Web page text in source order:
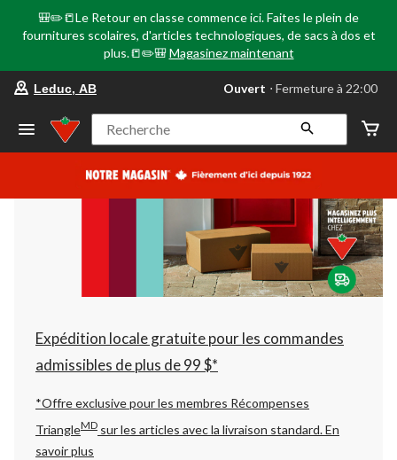
🎒✏️📒Le Retour en classe commence ici. Faites le plein de
fournitures scolaires, d'articles technologiques, de sacs à dos et
plus.📒✏️🎒 Magasinez maintenant
votre
préféré
Leduc,
AB,
courament
Fermeture
à
22:00
cliquer
pour
changer
Leduc, AB Ouvert ⋅ Fermeture à 22:00
Recherche
Expédition locale gratuite pour les commandes
admissibles de plus de 99 $*
*Offre exclusive pour les membres Récompenses
TriangleMD sur les articles avec la livraison standard.En
savoir plus